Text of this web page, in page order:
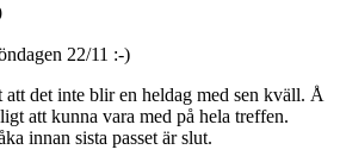
22/11 :-)
att det inte blir en heldag med sen kväll. Å
att kunna vara med på hela treffen.
innan sista passet är slut.